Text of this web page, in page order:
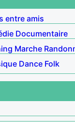
entre amis
Documentaire
Marche
Dance Folk